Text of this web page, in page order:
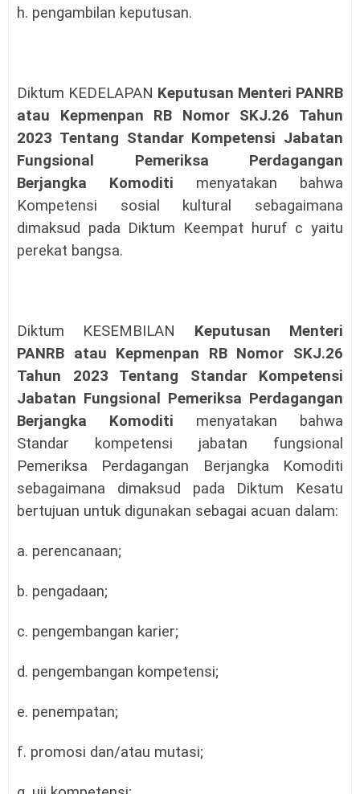
h. pengambilan keputusan.
Diktum KEDELAPAN Keputusan Menteri PANRB
atau Kepmenpan RB Nomor SKJ.26 Tahun
2023 Tentang Standar Kompetensi Jabatan
Fungsional Pemeriksa Perdagangan
Berjangka Komoditi menyatakan bahwa
Kompetensi sosial kultural sebagaimana
dimaksud pada Diktum Keempat huruf c yaitu
perekat bangsa.
Diktum KESEMBILAN Keputusan Menteri
PANRB atau Kepmenpan RB Nomor SKJ.26
Tahun 2023 Tentang Standar Kompetensi
Jabatan Fungsional Pemeriksa Perdagangan
Berjangka Komoditi menyatakan bahwa
Standar kompetensi jabatan fungsional
Pemeriksa Perdagangan Berjangka Komoditi
sebagaimana dimaksud pada Diktum Kesatu
bertujuan untuk digunakan sebagai acuan dalam:
a. perencanaan;
b. pengadaan;
c. pengembangan karier;
d. pengembangan kompetensi;
e. penempatan;
f. promosi dan/atau mutasi;